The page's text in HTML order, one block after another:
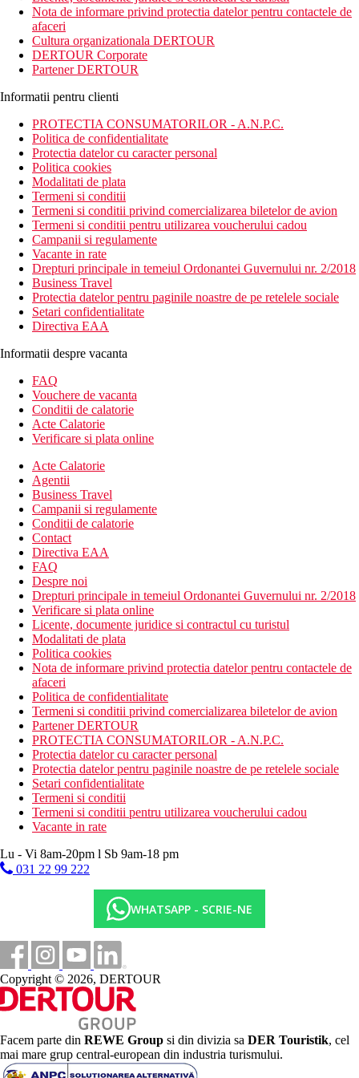
Acest hotel este dotat cu facilitati de calitate, centru Spa, sala de
fitness, camere moderne, club pentru copii, teren de joaca pentru
copii si teren de tenis.
Distanta
36 km distanta de Aeroportul Agadir–Al Massira
700 m distanta de Plaja Taghazout
Descrierea camerei
Camerele dispun de:
aer conditionat (controlat central)
uscator de par
dus sau cada
balcon / terasa
telefon
minibar
TV prin satelit
aparat pentru preparare ceai / cafea
toaleta
halat de baie
seif
Descrierea hotelului
Hotelul dispune de:
Wifi
room service
transfer de la si/sau la aeroport (contra cost)
lift
babysitting (contra cost)
schimb valutar
camera de bagaje
receptie deschisa non stop
club pentru copii
parcare
piscine
spalatorie
sala de fitness
cafenea
restaurante
spa & centru de wellness (contra cost)
Descrierea plajei
plaja cu nisip
sezlonguri si umbrele gratuite
Activitati sportive gratuite
plaja
teren de joaca pentru copii
teren de tenis
fitness
evenimente sportive live (transmisiuni)
Activitati sportive contra cost
spa & centru de wellness
masaj
baie turceasca/baie de aburi
club de noapte/DJ
divertisment de seara
inchiriere de biciclete
Masa
- restaurant principal, mese tip bufet, preparate culinare cu
specific international
- 2 restaurante a'la carte (contra cost), preparate culinare cu
specific mediteranean
Categoria oficiala
5 stele
Nota de informare privind protectia datelor pentru contactele de
afaceri
Cultura organizationala DERTOUR
DERTOUR Corporate
Partener DERTOUR
Informatii pentru clienti
PROTECTIA CONSUMATORILOR - A.N.P.C.
Politica de confidentialitate
Protectia datelor cu caracter personal
Politica cookies
Modalitati de plata
Termeni si conditii
Termeni si conditii privind comercializarea biletelor de avion
Termeni si conditii pentru utilizarea voucherului cadou
Campanii si regulamente
Vacante in rate
Drepturi principale in temeiul Ordonantei Guvernului nr. 2/2018
Business Travel
Protectia datelor pentru paginile noastre de pe retelele sociale
Setari confidentialitate
Directiva EAA
Informatii despre vacanta
FAQ
Vouchere de vacanta
Conditii de calatorie
Acte Calatorie
Verificare si plata online
Acte Calatorie
Agentii
Business Travel
Campanii si regulamente
Conditii de calatorie
Contact
Directiva EAA
FAQ
Despre noi
Drepturi principale in temeiul Ordonantei Guvernului nr. 2/2018
Verificare si plata online
Licente, documente juridice si contractul cu turistul
Modalitati de plata
Politica cookies
Nota de informare privind protectia datelor pentru contactele de
afaceri
Politica de confidentialitate
Termeni si conditii privind comercializarea biletelor de avion
Partener DERTOUR
PROTECTIA CONSUMATORILOR - A.N.P.C.
Protectia datelor cu caracter personal
Protectia datelor pentru paginile noastre de pe retelele sociale
Setari confidentialitate
Termeni si conditii
Termeni si conditii pentru utilizarea voucherului cadou
Vacante in rate
Lu - Vi 8am-20pm l Sb 9am-18 pm
031 22 99 222
WHATSAPP - SCRIE-NE
Copyright © 2026, DERTOUR
Facem parte din REWE Group si din divizia sa DER Touristik, cel
mai mare grup central-european din industria turismului.